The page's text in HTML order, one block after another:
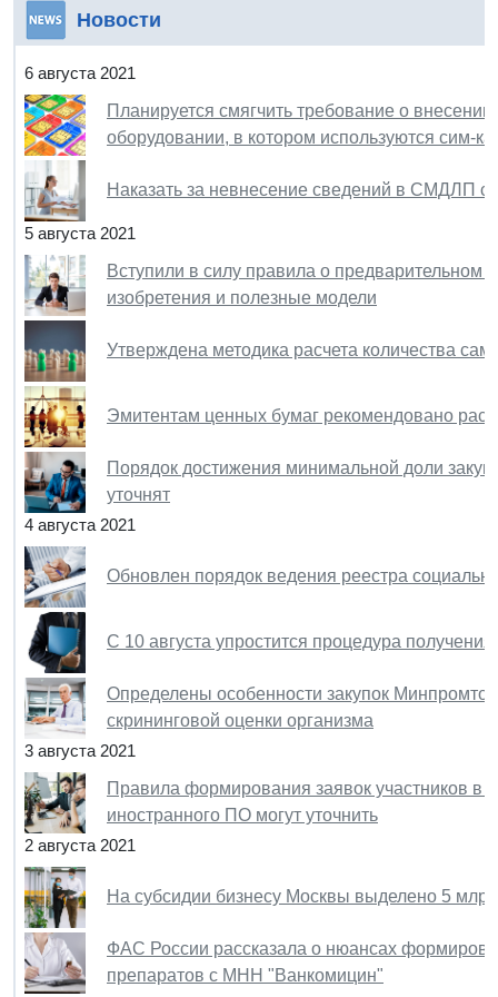
Новости
6 августа 2021
Планируется смягчить требование о
оборудовании, в котором используются сим-
Наказать за невнесение сведений в СМДЛП
5 августа 2021
Вступили в силу правила о
изобретения и полезные модели
Утверждена методика расчета количества
Эмитентам ценных бумаг рекомендовано
Порядок достижения минимальной доли
уточнят
4 августа 2021
Обновлен порядок ведения реестра
С 10 августа упростится процедура
Определены особенности закупок
скрининговой оценки организма
3 августа 2021
Правила формирования заявок участников в
иностранного ПО могут уточнить
2 августа 2021
На субсидии бизнесу Москвы выделено 5
ФАС России рассказала о нюансах
препаратов с МНН "Ванкомицин"